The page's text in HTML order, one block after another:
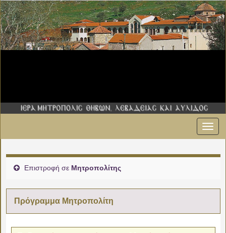
Επιστροφή σε Μητροπολίτης
Πρόγραμμα Μητροπολίτη
02:00